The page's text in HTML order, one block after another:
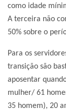
como idade
A terceira não
50% sobre o
Para os
transição são
aposentar
mulher/ 61
35 homem), 20